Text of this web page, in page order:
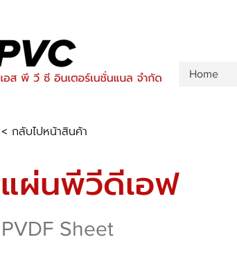
Home
< กลับไปหน้าสินค้า
แผ่นพีวีดีเอฟ
PVDF Sheet